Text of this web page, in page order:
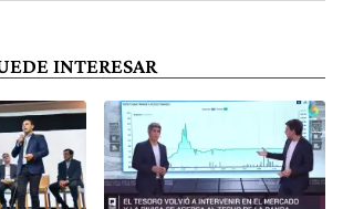
INTERESAR